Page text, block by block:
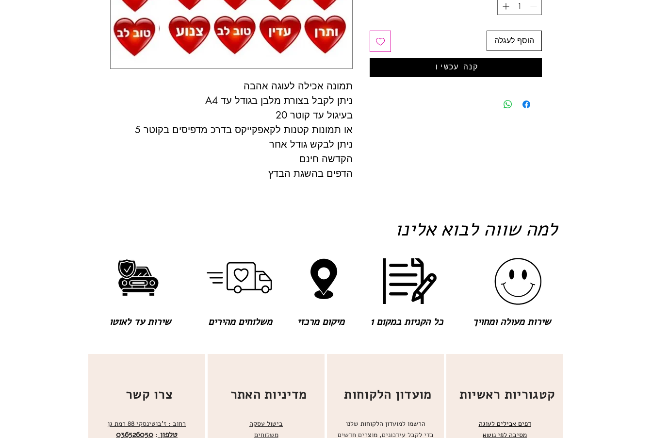
תמונה אכילה לעוגה אהבה
ניתן לקבל בצורת מלבן בגודל עד A4
בעיגול עד קוטר 20
או תמונות קטנות לקאפקייקס בדרכ מדפיסים בקוטר 5
ניתן לבקש גודל אחר
הקדשה חינם
הדפים בהשגת הבדץ
הוסף לעגלה
קנה עכשיו
שירות עד לאוטו משלוחים מהירים
למה שווה לבוא אלינו
מיקום מרכזי כל הקניות במקום 1 שירות מעולה ומחויך
צרו קשר
רחוב : ז'בוטינסקי 88 רמת גן
טלפון :
036526050
מדיניות האתר
ביטול עסקה
משלוחים
מועדון הלקוחות
הרשמו למועדון הלקוחות שלנו
כדי לקבל עידכונים, מוצרים חדשים
קטגוריות ראשיות
דפים אכילים לעוגה
מסיבה לפי נושא